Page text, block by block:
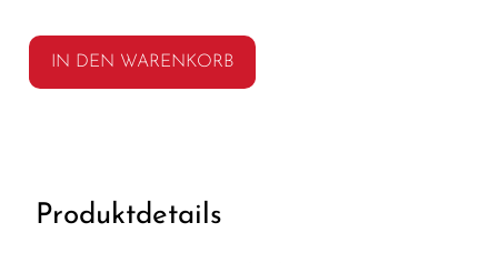
IN DEN WARENKORB
Produktdetails